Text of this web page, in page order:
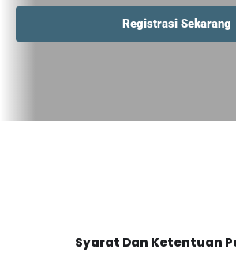
Registrasi Sekarang
Syarat Dan Ketentuan